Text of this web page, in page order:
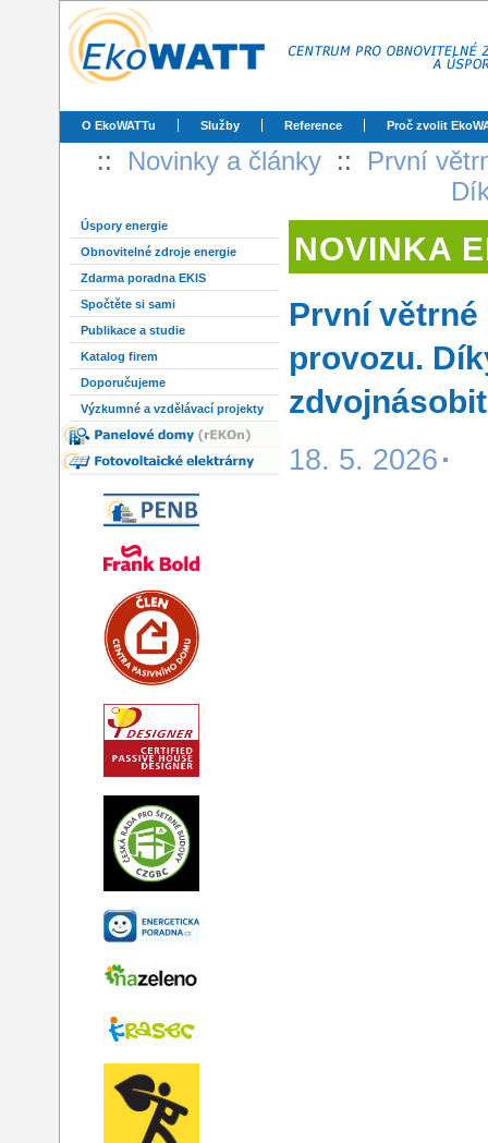
O EkoWATTu Služby Reference Proč zvolit
:: Novinky a články :: První
Úspory energie
Obnovitelné zdroje energie
Zdarma poradna EKIS
Spočtěte si sami
Publikace a studie
Katalog firem
Doporučujeme
Výzkumné a vzdělávací projekty
NOVINKA
První
provozu.
zdvojnásobit
18. 5. 2026